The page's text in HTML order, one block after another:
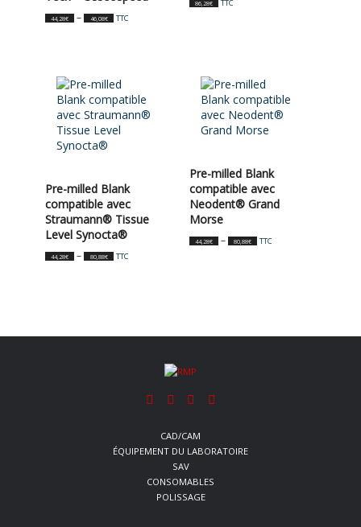
44,28€ – 46,08€ TTC
86,28€ TTC
Pre-milled Blank
compatible avec
Straumann® Tissue
Level Synocta®
44,28€ – 80,88€ TTC
Pre-milled Blank
compatible avec
Neodent® Grand
Morse
44,28€ – 80,88€ TTC
CAD/CAM
ÉQUIPEMENT DU LABORATOIRE
SAV
CONSOMABLES
POLISSAGE